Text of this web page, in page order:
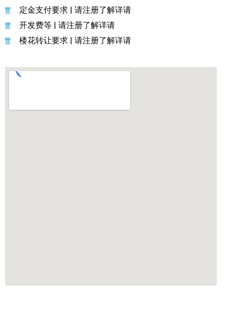
定金支付要求 | 请注册了解详请
开发费等 | 请注册了解详请
楼花转让要求 | 请注册了解详请